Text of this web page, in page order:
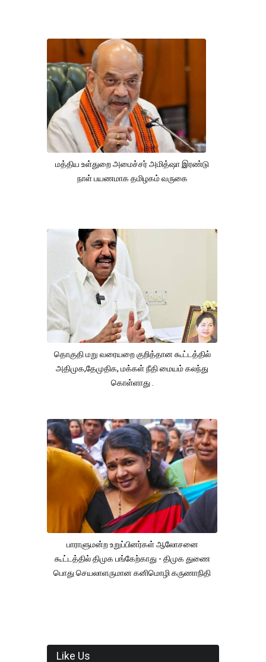
மத்திய உள்துறை அமைச்சர் அமித்ஷா இரண்டு
நாள் பயணமாக தமிழகம் வருகை
தொகுதி மறு வரையறை குறித்தான கூட்டத்தில்
அதிமுக,தேமுதிக, மக்கள் நீதி மையம் கலந்து
கொள்ளாது .
பாராளுமன்ற உறுப்பினர்கள் ஆலோசனை
கூட்டத்தில் திமுக பங்கேற்காது - திமுக துணை
பொது செயலாளருமான கனிமொழி கருணாநிதி
Like Us